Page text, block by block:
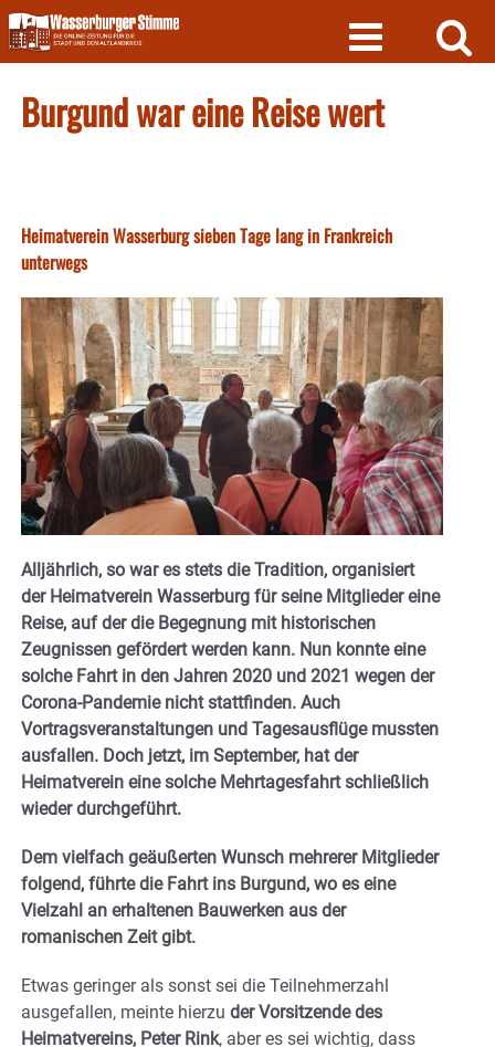
Skip
to
content
Burgund war eine Reise wert
Heimatverein Wasserburg sieben Tage lang in Frankreich
unterwegs
Alljährlich, so war es stets die Tradition, organisiert
der Heimatverein Wasserburg für seine Mitglieder eine
Reise, auf der die Begegnung mit historischen
Zeugnissen gefördert werden kann. Nun konnte eine
solche Fahrt in den Jahren 2020 und 2021 wegen der
Corona-Pandemie nicht stattfinden. Auch
Vortragsveranstaltungen und Tagesausflüge mussten
ausfallen. Doch jetzt, im September, hat der
Heimatverein eine solche Mehrtagesfahrt schließlich
wieder durchgeführt.
Dem vielfach geäußerten Wunsch mehrerer Mitglieder
folgend, führte die Fahrt ins Burgund, wo es eine
Vielzahl an erhaltenen Bauwerken aus der
romanischen Zeit gibt.
Etwas geringer als sonst sei die Teilnehmerzahl
ausgefallen, meinte hierzu der Vorsitzende des
Heimatvereins, Peter Rink, aber es sei wichtig, dass